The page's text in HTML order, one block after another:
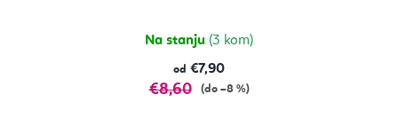
Na stanju (3 kom)
od €7,90
€8,60 (do –8 %)